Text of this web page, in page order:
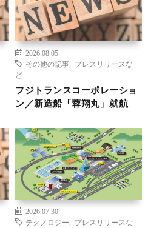
2026.08.05
その他の記事
プレスリリースな
ど
フジトランスコーポレーショ
ン／新造船「蓉翔丸」就航
2026.07.30
テクノロジー
プレスリリースな